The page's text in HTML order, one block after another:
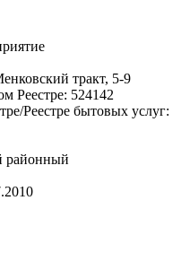
тракт, 5-9
Реестре: 524142
Реестре бытовых услуг:
районный